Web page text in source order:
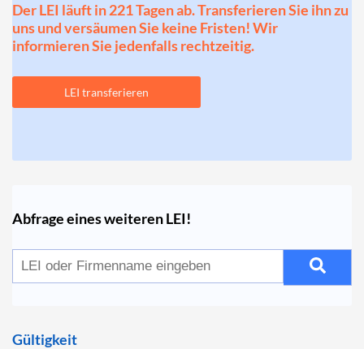
Der LEI läuft in 221 Tagen ab. Transferieren Sie ihn zu
uns und versäumen Sie keine Fristen! Wir
informieren Sie jedenfalls rechtzeitig.
LEI transferieren
Abfrage eines weiteren LEI!
Gültigkeit